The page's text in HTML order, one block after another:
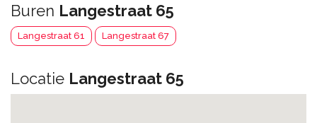
Buren Langestraat 65
Langestraat 61 Langestraat 67
Locatie Langestraat 65